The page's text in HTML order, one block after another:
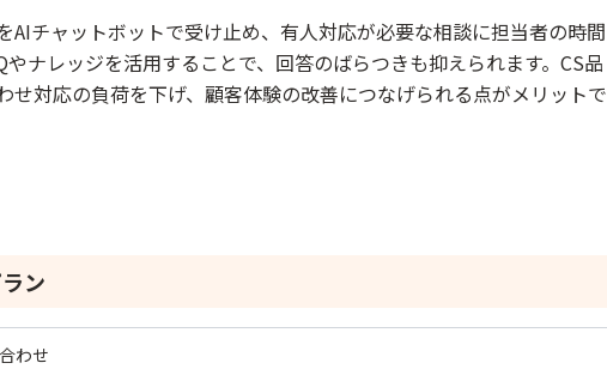
AIチャットボットで受け止め、有人対応が必要な相談に担当者の時間
やナレッジを活用することで、回答のばらつきも抑えられます。CS品
せ対応の負荷を下げ、顧客体験の改善につなげられる点がメリットで
ン
わせ